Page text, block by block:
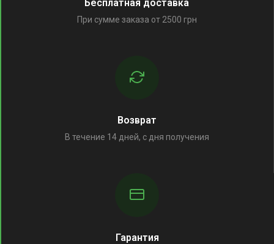
Бесплатная доставка
При сумме заказа от 2500 грн
Возврат
В течение 14 дней, с дня получения
Гарантия